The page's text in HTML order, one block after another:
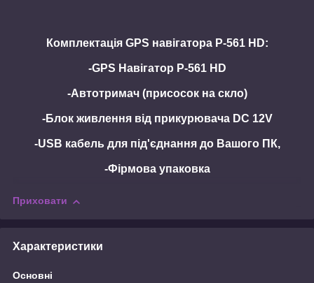
Комплектація GPS навігатора P-561 HD:
-GPS Навігатор P-561 HD
-Автотримач (присосок на скло)
-Блок живлення від прикурювача DC 12V
-USB кабель для під'єднання до Вашого ПК,
-Фірмова упаковка
Приховати
Характеристики
Основні